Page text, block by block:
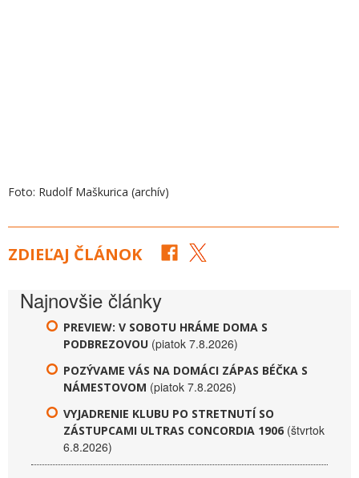
Foto: Rudolf Maškurica (archív)
ZDIEĽAJ ČLÁNOK
Najnovšie články
PREVIEW: V SOBOTU HRÁME DOMA S
PODBREZOVOU (piatok 7.8.2026)
POZÝVAME VÁS NA DOMÁCI ZÁPAS BÉČKA S
NÁMESTOVOM (piatok 7.8.2026)
VYJADRENIE KLUBU PO STRETNUTÍ SO
ZÁSTUPCAMI ULTRAS CONCORDIA 1906 (štvrtok
6.8.2026)